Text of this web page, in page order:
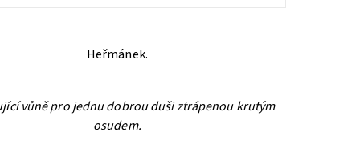
Heřmánek.
vůně pro jednu dobrou duši ztrápenou krutým
osudem.